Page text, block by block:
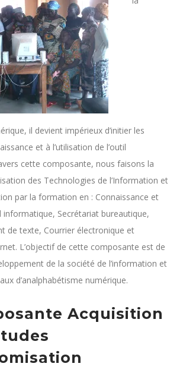
il devient impérieux d’initier les
et à l’utilisation de l’outil
cette composante, nous faisons la
des Technologies de l’Information et
par la formation en : Connaissance et
informatique, Secrétariat bureautique,
de texte, Courrier électronique et
L’objectif de cette composante est de
de la société de l’information et
d’analphabétisme numérique.
Acquisition